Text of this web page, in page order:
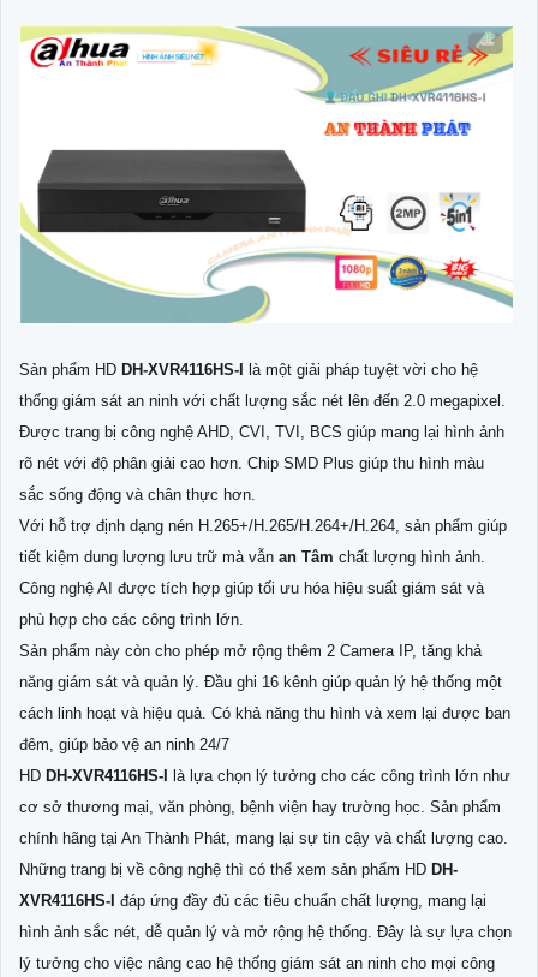
Sản phẩm HD DH-XVR4116HS-I
là một giải pháp tuyệt vời cho hệ
thống giám sát an ninh với chất lượng sắc nét lên đến 2.0 megapixel.
Được trang bị công nghệ AHD, CVI, TVI, BCS giúp mang lại hình ảnh
rõ nét với độ phân giải cao hơn. Chip SMD Plus giúp thu hình màu
sắc sống động và chân thực hơn.
Với hỗ trợ định dạng nén H.265+/H.265/H.264+/H.264, sản phẩm giúp
tiết kiệm dung lượng lưu trữ mà vẫn an Tâm chất lượng hình ảnh.
Công nghệ AI được tích hợp giúp tối ưu hóa hiệu suất giám sát và
phù hợp cho các công trình lớn.
Sản phẩm này còn cho phép mở rộng thêm 2 Camera IP, tăng khả
năng giám sát và quản lý. Đầu ghi 16 kênh giúp quản lý hệ thống một
cách linh hoạt và hiệu quả. Có khả năng thu hình và xem lại được ban
đêm, giúp bảo vệ an ninh 24/7
HD DH-XVR4116HS-I
là lựa chọn lý tưởng cho các công trình lớn như
cơ sở thương mại, văn phòng, bệnh viện hay trường học. Sản phẩm
chính hãng tại An Thành Phát, mang lại sự tin cậy và chất lượng cao.
Những trang bị về công nghệ thì có thể xem sản phẩm HD DH-
XVR4116HS-I đáp ứng đầy đủ các tiêu chuẩn chất lượng, mang lại
hình ảnh sắc nét, dễ quản lý và mở rộng hệ thống. Đây là sự lựa chọn
lý tưởng cho việc nâng cao hệ thống giám sát an ninh cho mọi công